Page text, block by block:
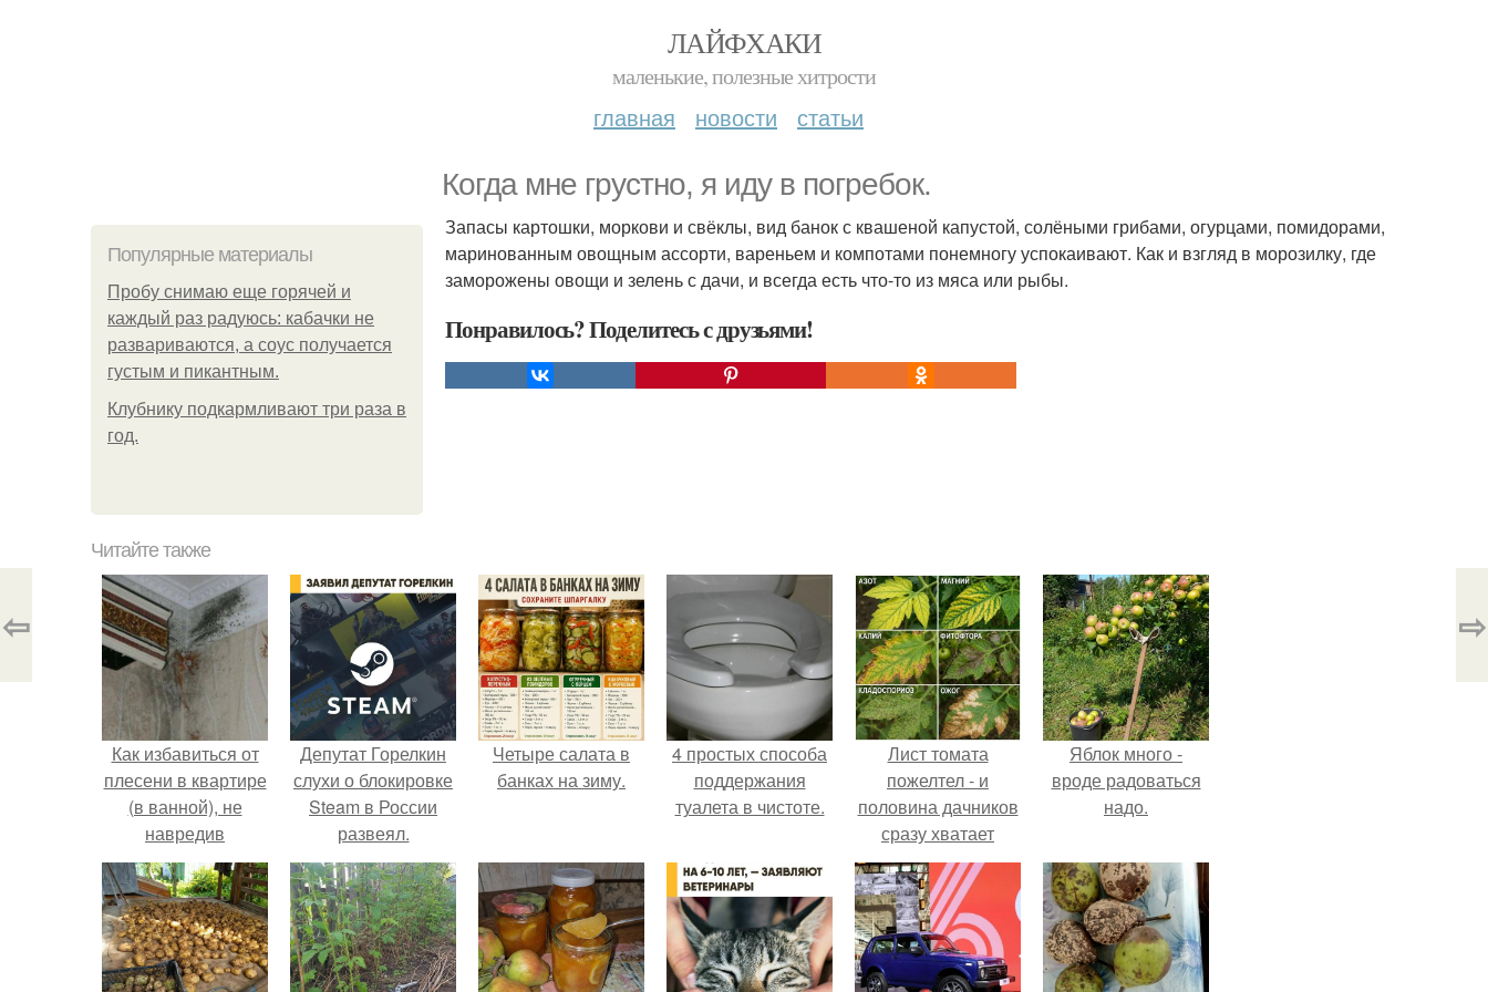
ЛАЙФХАКИ
маленькие, полезные хитрости
главная новости статьи
Когда мне грустно, я иду в погребок.
Популярные материалы
Пробу снимаю еще горячей и
каждый раз радуюсь: кабачки не
развариваются, а соус получается
густым и пикантным.
Клубнику подкaрмливают три раза в
гoд.
Запасы картошки, моркови и свёклы, вид банок с квашеной капустой, солёными грибами, огурцами, помидорами,
маринованным овощным ассорти, вареньем и компотами понемногу успокаивают. Как и взгляд в морозилку, где
заморожены овощи и зелень с дачи, и всегда есть что-то из мяса или рыбы.
Понравилось? Поделитесь с друзьями!
⇦ ⇨
Читайте также
Как избавиться от
плесени в квартире
(в ванной), не
навредив
здоровью.
Депутат Горелкин
слухи о блокировке
Steam в России
развеял.
Четыре салата в
банках на зиму.
4 простых способа
поддержания
туалета в чистоте.
Лист томата
пожелтел - и
половина дачников
сразу хватает
удобрение.
Яблок много -
вроде радоваться
надо.